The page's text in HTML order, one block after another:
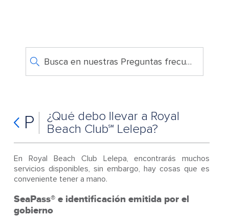
Busca en nuestras Preguntas frecuentes
P
¿Qué debo llevar a Royal
Beach Club℠ Lelepa?
En Royal Beach Club Lelepa, encontrarás muchos
servicios disponibles, sin embargo, hay cosas que es
conveniente tener a mano.
SeaPass® e identificación emitida por el
gobierno